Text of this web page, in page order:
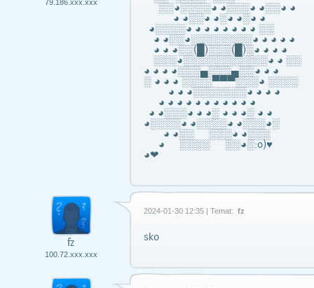
79.186.xxx.xxx
░░◕░░░░◕ ◕░░░◕ ◕░░◕ ◕
◕ ◕░░◕ ◕░◕ ◕░◕ ◕
◕░░░░◕ ◕ ◕ ◕ ◕ ◕ ◕ ◕ ░░
◕ ◕░░◕░░░░░░░░◕ ◕ ◕ ◕ ◕
◕ ◕ ◕░░(█)░░░(█)░◕ ◕ ◕ ◕
░░░◕░░░░░░░░░░░◕ ◕ ░░
◕ ◕ ◕ ◕░░░▄░░░▄░░◕ ◕ ◕
░ ◕ ◕ ◕ ░░░░▀▀▀░░░◕ ░░░░
◕ ◕ ◕░░░░░░░◕ ◕ ◕ ◕
◕ ◕ ◕ ◕ ◕ ◕ ◕ ◕ ◕ ◕ ◕
◕ ◕░░░◕ ◕ ◕░ ◕ ◕ ◕░ ◕ ◕
◕░░░░◕ ◕░░░░◕ ◕░░░◕░
◕ ◕░░ ░░░◕ ◕░░░
◕ ░░░░ ░░◕░:o)♥
◕❤
fz
100.72.xxx.xxx
2024-01-30 12:35 | Temat: fz
sko